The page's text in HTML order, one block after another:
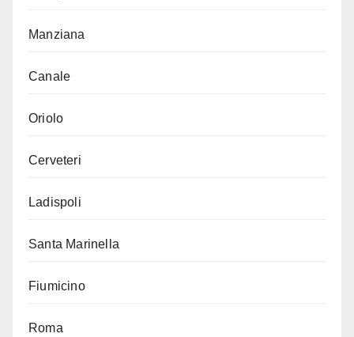
Manziana
Canale
Oriolo
Cerveteri
Ladispoli
Santa Marinella
Fiumicino
Roma